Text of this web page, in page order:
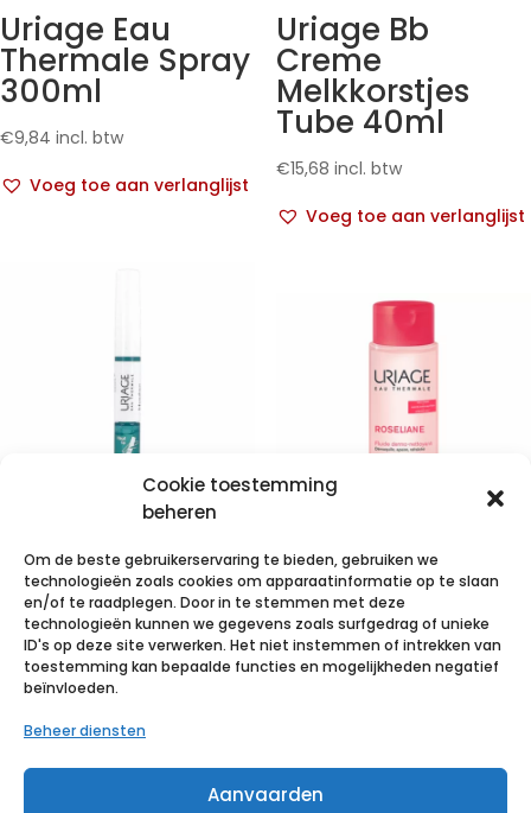
Cookie toestemming
beheren
Om de beste gebruikerservaring te bieden, gebruiken we
technologieën zoals cookies om apparaatinformatie op te slaan
en/of te raadplegen. Door in te stemmen met deze
technologieën kunnen we gegevens zoals surfgedrag of unieke
ID's op deze site verwerken. Het niet instemmen of intrekken van
toestemming kan bepaalde functies en mogelijkheden negatief
beïnvloeden.
Beheer diensten
Aanvaarden
Uriage Eau
Thermale Spray
300ml
€9,84 incl. btw
Voeg toe aan verlanglijst
Uriage Bb
Creme
Melkkorstjes
Tube 40ml
€15,68 incl. btw
Voeg toe aan verlanglijst
Uriage Hyseac
Bi Stick Lotion
3ml + Stick 1g
11,85 incl. btw
Uriage
Roseliane
Dermo
Reiniging
Voeg toe aan verlanglijst